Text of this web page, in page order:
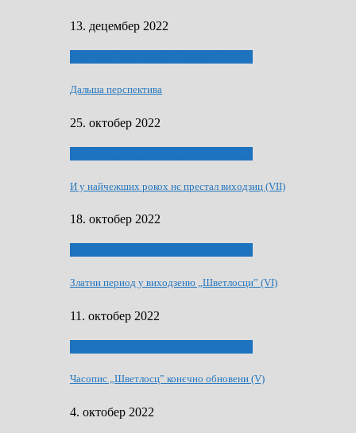
13. децембер 2022
Дальша перспектива
25. октобер 2022
И у найчежших рокох нє престал виходзиц (VII)
18. октобер 2022
Златни период у виходзеню „Шветлосци” (VI)
11. октобер 2022
Часопис „Шветлосц” конєчно обновени (V)
4. октобер 2022